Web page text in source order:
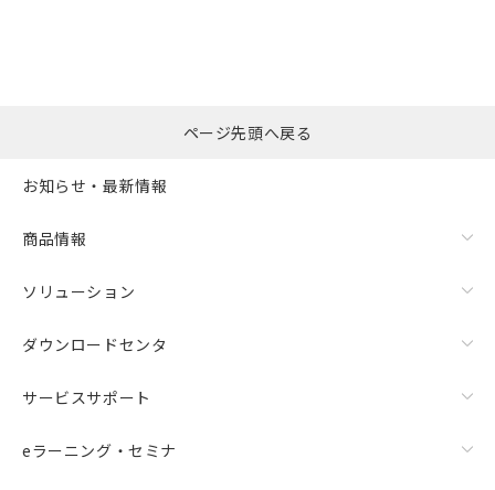
ページ先頭へ戻る
お知らせ・最新情報
商品情報
ソリューション
ダウンロードセンタ
サービスサポート
eラーニング・セミナ